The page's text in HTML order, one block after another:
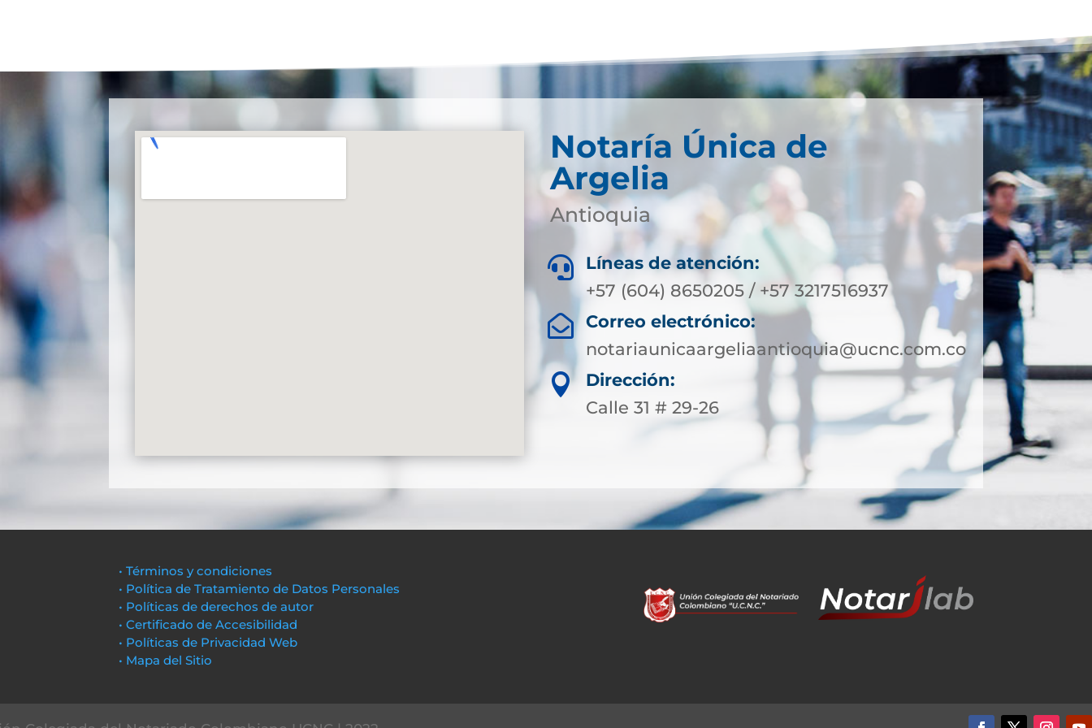
Notaría Única de
Argelia
Antioquia

Líneas de atención:
+57 (604) 8650205 / +57 3217516937

Correo electrónico:
notariaunicaargeliaantioquia@ucnc.com.co

Dirección:
Calle 31 # 29-26
• Términos y condiciones
• Política de Tratamiento de Datos Personales
• Políticas de derechos de autor
• Certificado de Accesibilidad
• Políticas de Privacidad Web
• Mapa del Sitio